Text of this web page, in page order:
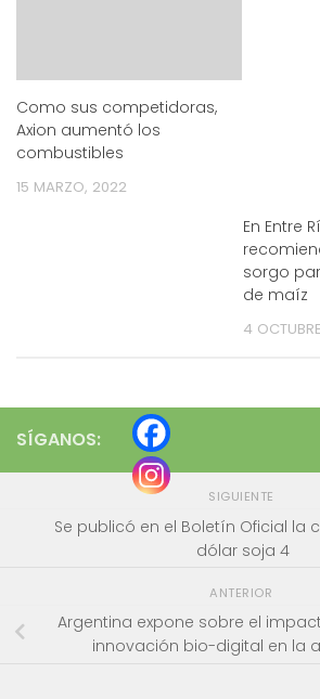
Como sus competidoras,
Axion aumentó los
combustibles
15 MARZO, 2022
En Entre
sorgo
de maíz
4
SÍGANOS:
SIGUIENTE
Se publicó en el Boletín Oficial la
dólar soja 4
ANTERIOR
Argentina expone sobre el
innovación bio-digital en la